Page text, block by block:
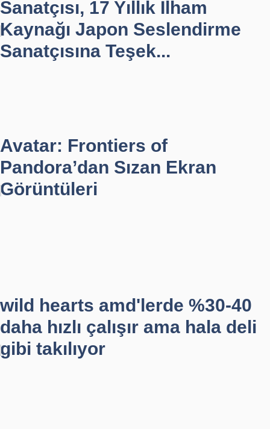
Sanatçısı, 17 Yıllık İlham
Kaynağı Japon Seslendirme
Sanatçısına Teşek...
Avatar: Frontiers of
Pandora’dan Sızan Ekran
Görüntüleri
wild hearts amd'lerde %30-40
daha hızlı çalışır ama hala deli
gibi takılıyor